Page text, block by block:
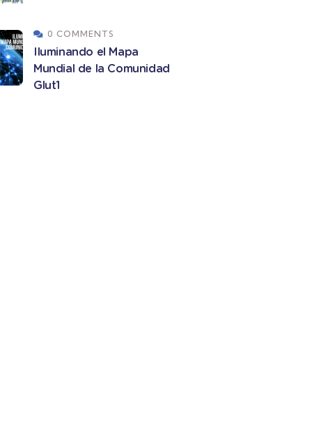
0 COMMENTS
Iluminando el Mapa
Mundial de la Comunidad
Glut1